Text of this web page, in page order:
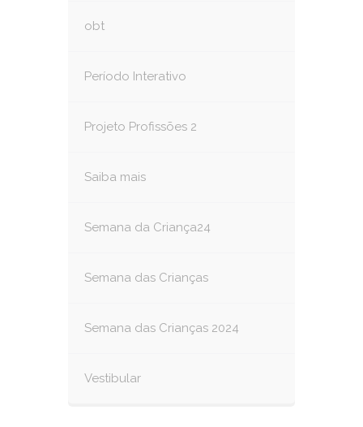
obt
Período Interativo
Projeto Profissões 2
Saiba mais
Semana da Criança24
Semana das Crianças
Semana das Crianças 2024
Vestibular